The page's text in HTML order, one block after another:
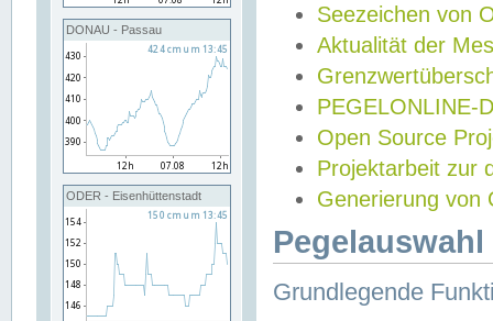
DONAU - Passau
ODER - Eisenhüttenstadt
Seezeichen von
Aktualität der
PEGELONLINE-
Open Source
Projektarbeit zur
Generierung von
Grundlegende